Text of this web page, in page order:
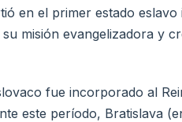
en el primer estado
misión evangelizadora y
fue incorporado al
este período, Bratislava